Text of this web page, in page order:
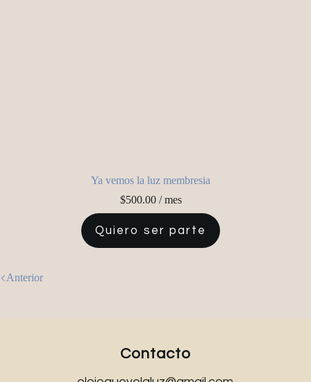
Ya vemos la luz membresia
$500.00 / mes
Quiero ser parte
Anterior
Contacto